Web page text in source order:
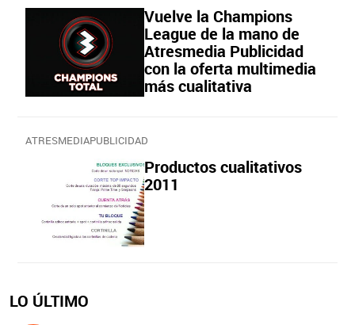
Vuelve la Champions
League de la mano de
Atresmedia Publicidad
con la oferta multimedia
más cualitativa
ATRESMEDIAPUBLICIDAD
Productos cualitativos
2011
LO ÚLTIMO